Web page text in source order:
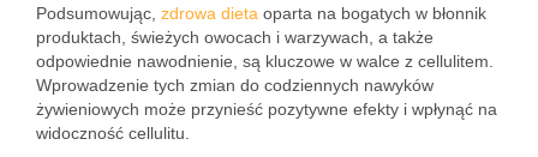
Podsumowując, zdrowa dieta oparta na bogatych w błonnik
produktach, świeżych owocach i warzywach, a także
odpowiednie nawodnienie, są kluczowe w walce z cellulitem.
Wprowadzenie tych zmian do codziennych nawyków
żywieniowych może przynieść pozytywne efekty i wpłynąć na
widoczność cellulitu.